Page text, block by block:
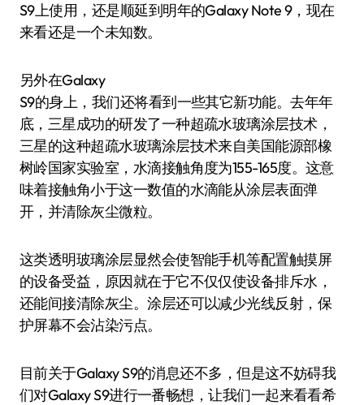
S9上使用，还是顺延到明年的Galaxy Note 9，现在
来看还是一个未知数。
另外在Galaxy
S9的身上，我们还将看到一些其它新功能。去年年
底，三星成功的研发了一种超疏水玻璃涂层技术，
三星的这种超疏水玻璃涂层技术来自美国能源部橡
树岭国家实验室，水滴接触角度为155-165度。这意
味着接触角小于这一数值的水滴能从涂层表面弹
开，并清除灰尘微粒。
这类透明玻璃涂层显然会使智能手机等配置触摸屏
的设备受益，原因就在于它不仅仅使设备排斥水，
还能间接清除灰尘。涂层还可以减少光线反射，保
护屏幕不会沾染污点。
目前关于Galaxy S9的消息还不多，但是这不妨碍我
们对Galaxy S9进行一番畅想，让我们一起来看看希